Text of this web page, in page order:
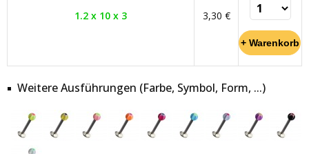
1.2 x 10 x 3 3,30 €
Weitere Ausführungen (Farbe, Symbol, Form, ...)